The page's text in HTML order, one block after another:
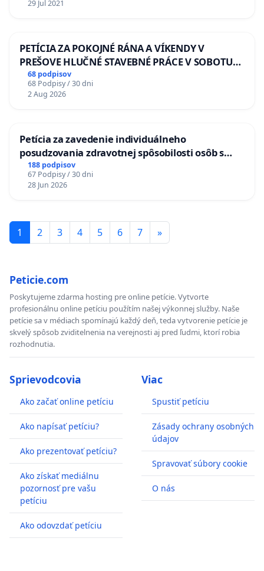
29 Jul 2021
PETÍCIA ZA POKOJNÉ RÁNA A VÍKENDY V
PREŠOVE HLUČNÉ STAVEBNÉ PRÁCE V SOBOTU
LEN OD 9.00 DO 13.00 HOD., CEZ PRACOVNÝ
TÝŽDEŇ CIEĽ 8.00 – 18.00 HOD. A PRAVIDELNÁ
KONTROLA STAVBY C-AREA NA
68 podpisov
68 Podpisy / 30 dni
2 Aug 2026
Petícia za zavedenie individuálneho
posudzovania zdravotnej spôsobilosti osôb s
diabetom 1. a 2. typu pri prijímaní do
Policajného zboru SR
188 podpisov
67 Podpisy / 30 dni
28 Jun 2026
1 2 3 4 5 6 7 »
Peticie.com
Poskytujeme zdarma hosting pre online petície. Vytvorte
profesionálnu online petíciu použítím našej výkonnej služby. Naše
petície sa v médiach spomínajú každý deň, teda vytvorenie petície je
skvelý spôsob zviditelnenia na verejnosti aj pred ľudmi, ktorí robia
rozhodnutia.
Sprievodcovia
Ako začať online petíciu
Ako napísať petíciu?
Ako prezentovať petíciu?
Ako získať mediálnu
pozornosť pre vašu
petíciu
Ako odovzdať petíciu
Viac
Spustiť petíciu
Zásady ochrany osobných
údajov
Spravovať súbory cookie
O nás